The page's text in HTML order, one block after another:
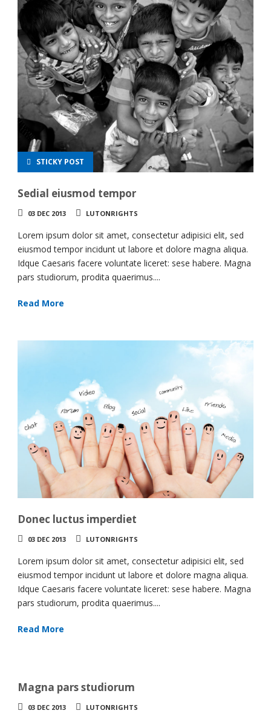
STICKY POST
Sedial eiusmod tempor
03 DEC 2013 LUTONRIGHTS
Lorem ipsum dolor sit amet, consectetur adipisici elit, sed
eiusmod tempor incidunt ut labore et dolore magna aliqua.
Idque Caesaris facere voluntate liceret: sese habere. Magna
pars studiorum, prodita quaerimus....
Read More
Donec luctus imperdiet
03 DEC 2013 LUTONRIGHTS
Lorem ipsum dolor sit amet, consectetur adipisici elit, sed
eiusmod tempor incidunt ut labore et dolore magna aliqua.
Idque Caesaris facere voluntate liceret: sese habere. Magna
pars studiorum, prodita quaerimus....
Read More
Magna pars studiorum
03 DEC 2013 LUTONRIGHTS